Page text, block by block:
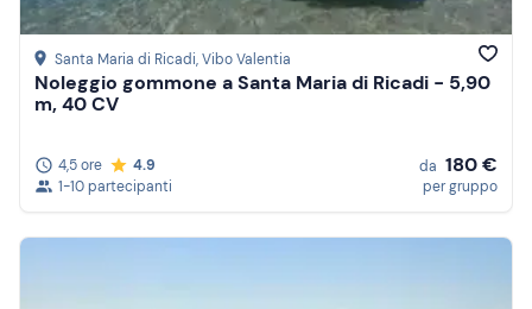
Santa Maria di Ricadi, Vibo Valentia
Noleggio gommone a Santa Maria di Ricadi - 5,90
m, 40 CV
4,5 ore
4.9
1-10 partecipanti
da 180 €
per gruppo